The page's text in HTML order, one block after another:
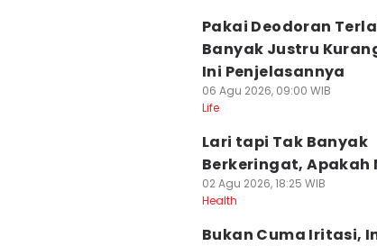
Pakai Deodoran
Banyak Justru
Ini Penjelasannya
06 Agu 2026, 09:00 WIB
Life
Lari tapi Tak Banyak
Berkeringat, Apakah
02 Agu 2026, 18:25 WIB
Health
Bukan Cuma Iritasi,